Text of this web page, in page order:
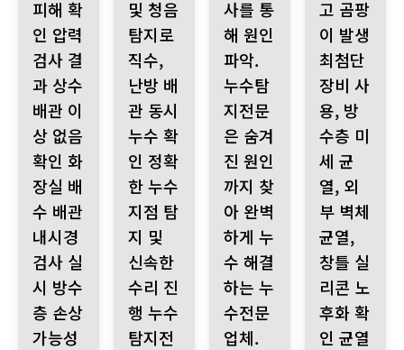
피해 확
인 압력
검사 결
과 상수
배관 이
상 없음
확인 화
장실 배
수 배관
내시경
검사 실
시 방수
층 손상
가능성
및 청음
탐지로
직수,
난방 배
관 동시
누수 확
인 정확
한 누수
지점 탐
지 및
신속한
수리 진
행 누수
탐지전
사를 통
해 원인
파악.
누수탐
지전문
은 숨겨
진 원인
까지 찾
아 완벽
하게 누
수 해결
하는 누
수전문
업체.
고 곰팡
이 발생
최첨단
장비 사
용, 방
수층 미
세 균
열, 외
부 벽체
균열,
창틀 실
리콘 노
후화 확
인 균열